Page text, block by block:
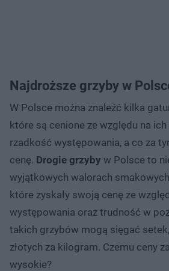
Najdroższe grzyby w
W Polsce można znaleźć kilka
które są cenione ze względu na
rzadkość występowania, a co za
cenę. Drogie grzyby w Polsce to
wyjątkowych walorach
które zyskały swoją cenę ze
występowania oraz trudność w
takich grzybów mogą sięgać
złotych za kilogram. Czemu ceny
wysokie?